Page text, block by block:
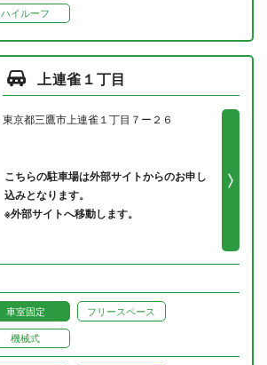
ハイルーフ
上連雀１丁目
東京都三鷹市上連雀１丁目７ー２６
こちらの駐車場は外部サイトからのお申し
込みとなります。
※外部サイトへ移動します。
車室固定 フリースペース
機械式